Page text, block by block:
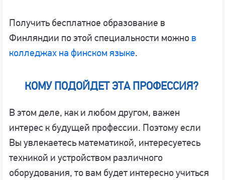
Получить бесплатное образование в
Финляндии по этой специальности можно в
колледжах на финском языке.
КОМУ ПОДОЙДЕТ ЭТА ПРОФЕССИЯ?
В этом деле, как и любом другом, важен
интерес к будущей профессии. Поэтому если
Вы увлекаетесь математикой, интересуетесь
техникой и устройством различного
оборудования, то вам будет интересно учиться